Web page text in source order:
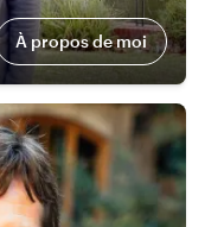
À propos de moi